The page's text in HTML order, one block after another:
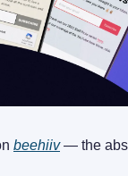
beehiiv — the